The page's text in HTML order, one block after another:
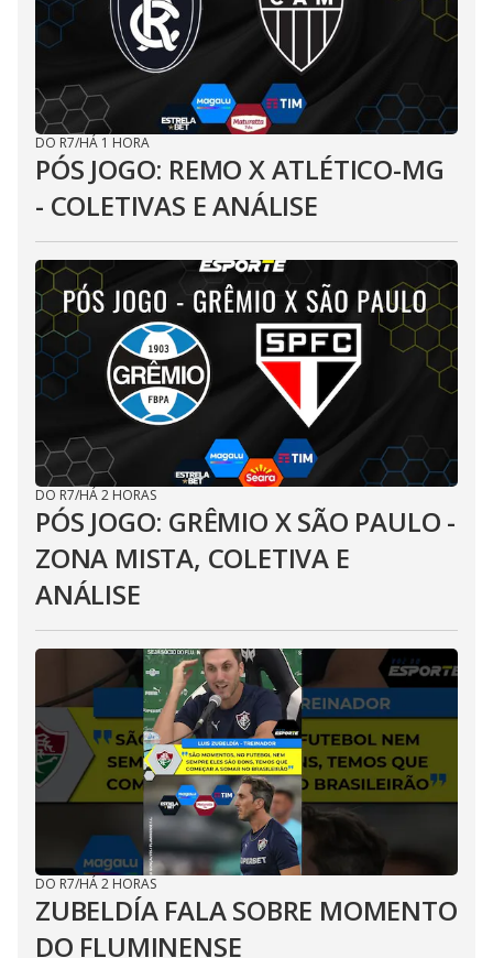
DO R7/HÁ 1 HORA
PÓS JOGO: REMO X ATLÉTICO-MG
- COLETIVAS E ANÁLISE
DO R7/HÁ 2 HORAS
PÓS JOGO: GRÊMIO X SÃO PAULO -
ZONA MISTA, COLETIVA E
ANÁLISE
DO R7/HÁ 2 HORAS
ZUBELDÍA FALA SOBRE MOMENTO
DO FLUMINENSE